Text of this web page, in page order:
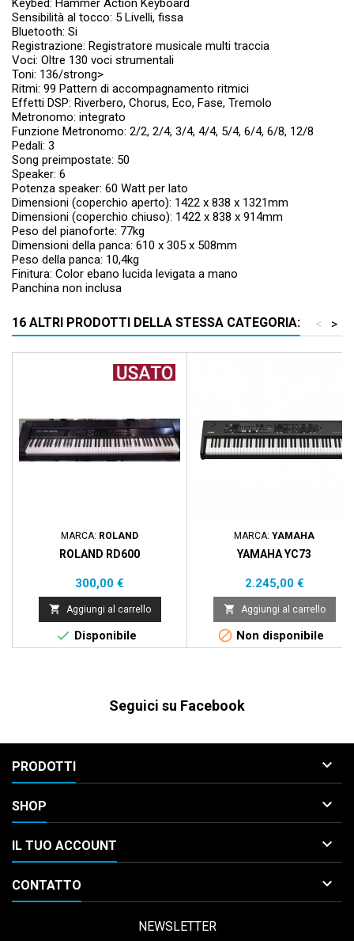
Keybed: Hammer Action Keyboard
Sensibilità al tocco: 5 Livelli, fissa
Bluetooth: Si
Registrazione: Registratore musicale multi traccia
Voci: Oltre 130 voci strumentali
Toni: 136/strong>
Ritmi: 99 Pattern di accompagnamento ritmici
Effetti DSP: Riverbero, Chorus, Eco, Fase, Tremolo
Metronomo: integrato
Funzione Metronomo: 2/2, 2/4, 3/4, 4/4, 5/4, 6/4, 6/8, 12/8
Pedali: 3
Song preimpostate: 50
Speaker: 6
Potenza speaker: 60 Watt per lato
Dimensioni (coperchio aperto): 1422 x 838 x 1321mm
Dimensioni (coperchio chiuso): 1422 x 838 x 914mm
Peso del pianoforte: 77kg
Dimensioni della panca: 610 x 305 x 508mm
Peso della panca: 10,4kg
Finitura: Color ebano lucida levigata a mano
Panchina non inclusa
16 ALTRI PRODOTTI DELLA STESSA CATEGORIA: >
<
MARCA: ROLAND
ROLAND RD600
Prezzo
300,00 €
 Aggiungi al carrello
 Disponibile
MARCA: YAMAHA
YAMAHA YC73
Prezzo
2.245,00 €
 Aggiungi al carrello
 Non disponibile
Seguici su Facebook
PRODOTTI 
SHOP 
IL TUO ACCOUNT 
CONTATTO 
NEWSLETTER